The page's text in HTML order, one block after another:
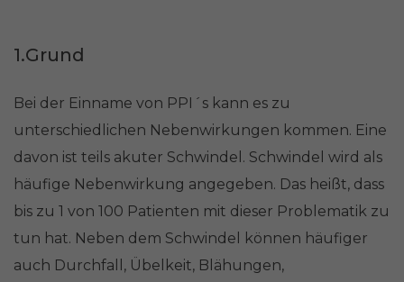
1.Grund
Bei der Einname von PPI´s kann es zu
unterschiedlichen Nebenwirkungen kommen. Eine
davon ist teils akuter Schwindel. Schwindel wird als
häufige Nebenwirkung angegeben. Das heißt, dass
bis zu 1 von 100 Patienten mit dieser Problematik zu
tun hat. Neben dem Schwindel können häufiger
auch Durchfall, Übelkeit, Blähungen,